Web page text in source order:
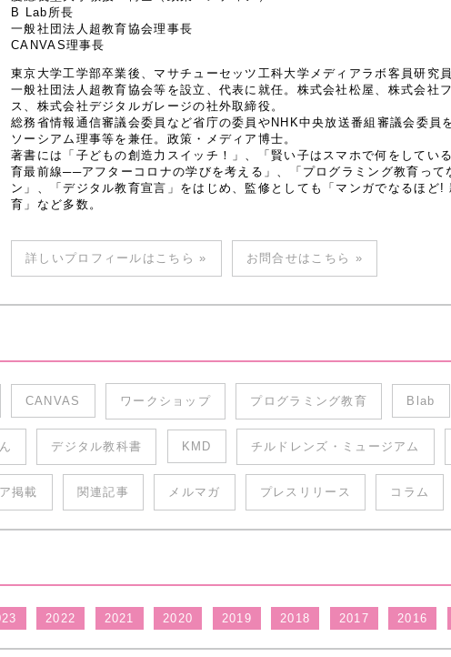
B Lab所長
一般社団法人超教育協会理事長
CANVAS理事長
東京大学工学部卒業後、マサチューセッツ工科大学メディアラボ客員研究
一般社団法人超教育協会等を設立、代表に就任。株式会社松屋、株式会社
ス、株式会社デジタルガレージの社外取締役。
総務省情報通信審議会委員など省庁の委員やNHK中央放送番組審議会委員
ソーシアム理事等を兼任。政策・メディア博士。
著書には「子どもの創造力スイッチ！」、「賢い子はスマホで何をしてい
育最前線──アフターコロナの学びを考える」、「プログラミング教育って
ン」、「デジタル教育宣言」をはじめ、監修としても「マンガでなるほど
育」など多数。
詳しいプロフィールはこちら » お問合せはこちら »
CANVAS ワークショップ プログラミング教育 Blab
デジタル教科書 KMD チルドレンズ・ミュージアム
掲載 関連記事 メルマガ プレスリリース コラム
2022 2021 2020 2019 2018 2017 2016